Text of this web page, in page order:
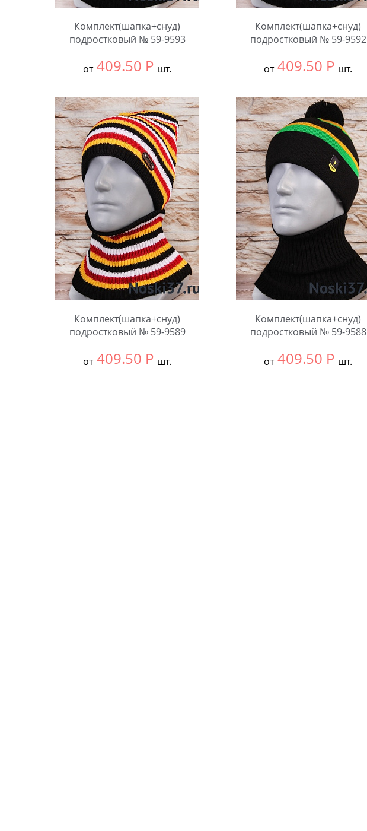
Комплект(шапка+снуд)
подростковый № 59-9593
от 409.50 Р шт.
В упаковке:
5 шт.
Количество:
Комплект(шапка+снуд)
подростковый № 59-9592
от 409.50 Р шт.
В упаковке:
5 шт.
Количество:
Комплект(шапка+снуд)
подростковый № 59-9589
от 409.50 Р шт.
Комплект(шапка+снуд)
подростковый № 59-9588
от 409.50 Р шт.